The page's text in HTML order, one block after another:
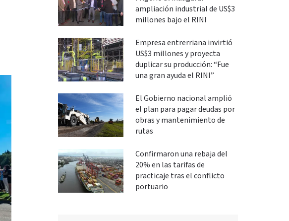
ampliación industrial de US$3
millones bajo el RINI
Empresa entrerriana invirtió
US$3 millones y proyecta
duplicar su producción: “Fue
una gran ayuda el RINI”
El Gobierno nacional amplió
el plan para pagar deudas por
obras y mantenimiento de
rutas
Confirmaron una rebaja del
20% en las tarifas de
practicaje tras el conflicto
portuario